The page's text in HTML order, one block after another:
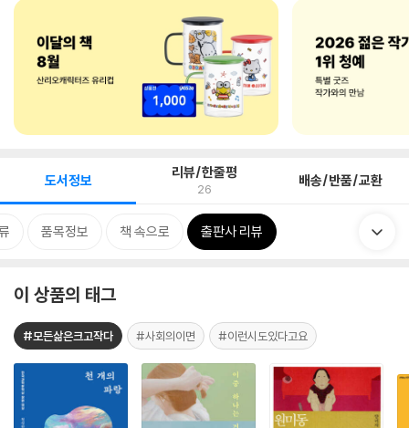
도서정보 리뷰/한줄평
26 배송/반품/교환
품목정보 책 속으로 출판사 리뷰
이 상품의 태그
#모든삶은크고작다 #사회의이면 #이런시도있다고요